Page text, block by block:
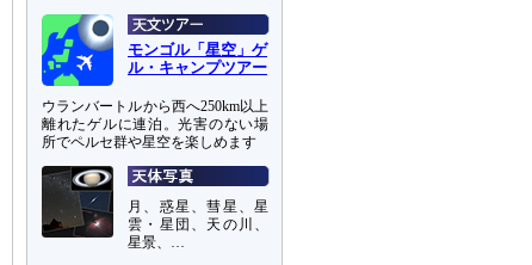
モンゴル「星空」ゲ
ル・キャンプツアー
ウランバートルから西へ250km以上
離れたゲルに連泊。光害のない場
所でペルセ群や星空を楽しめます
月、惑星、彗星、星
雲・星団、天の川、
星景、…